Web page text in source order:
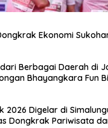
Ekonomi
Berbagai Daerah di
Bhayangkara Fun
2026 Digelar di
Dongkrak Pariwisata